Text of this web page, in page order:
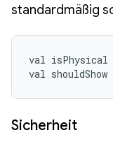
standardmäßig
val isPhysical =
val
Sicherheit